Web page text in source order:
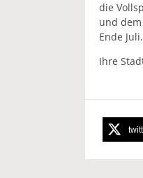
die
und
Ende Juli.
Ihre